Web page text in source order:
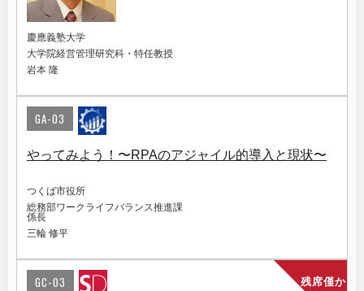
慶應義塾大学
大学院経営管理研究科・特任教授
岩本 隆
GA-03
やってみよう！〜RPAのアジャイル的導入と現状〜
つくば市役所
総務部ワークライフバランス推進課
係長
三輪 修平
残席僅か
GC-03